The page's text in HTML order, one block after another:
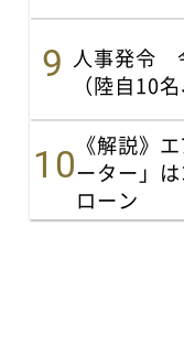
人事発令
（陸自10
《解説》
ーター」
ローン